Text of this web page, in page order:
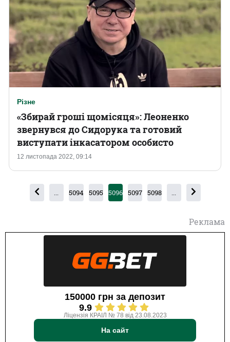
Різне
12 листопада 2022, 09:14
«Збирай гроші щомісяця»: Леоненко
звернувся до Сидорука та готовий
виступати інкасатором особисто
... 5094 5095 5096 5097 5098 ...
Реклама
150000 грн за депозит
9.9
Ліцензія КРАІЛ № 78 від 23.08.2023
На сайт